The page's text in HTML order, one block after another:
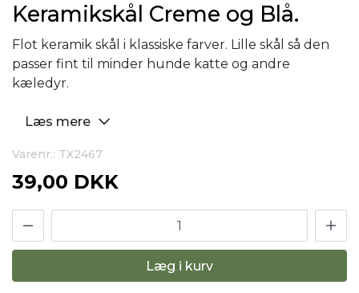
Keramikskål Creme og Blå.
Flot keramik skål i klassiske farver. Lille skål så den
passer fint til minder hunde katte og andre
kæledyr.
Læs mere
Varenr.: TX2467
39,00 DKK
Læg i kurv